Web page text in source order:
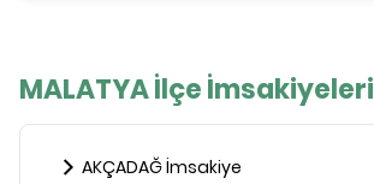
MALATYA İlçe İmsakiyeleri
AKÇADAĞ İmsakiye